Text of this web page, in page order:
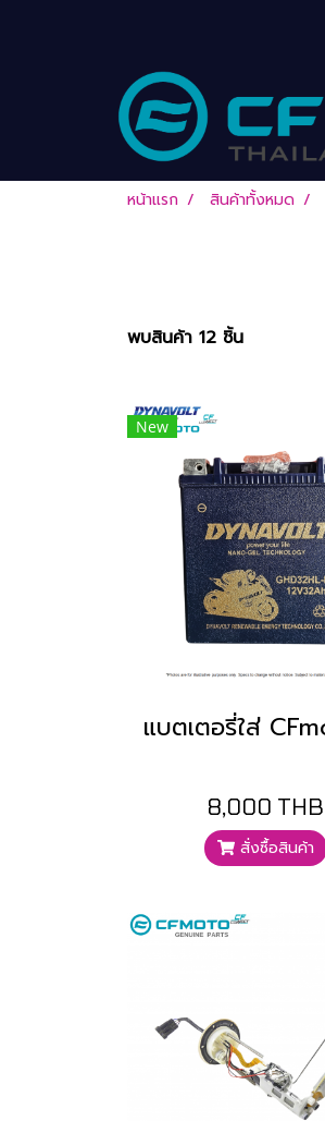
หน้าแรก สินค้าทั้งหมด
พบสินค้า 12 ชิ้น
New
8,000 THB
สั่งซื้อสินค้า